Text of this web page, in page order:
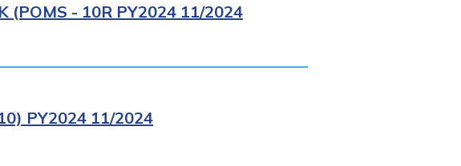
(POMS - 10R PY2024 11/2024
PY2024 11/2024